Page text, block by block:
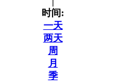
时间:
一天
两天
周
月
季